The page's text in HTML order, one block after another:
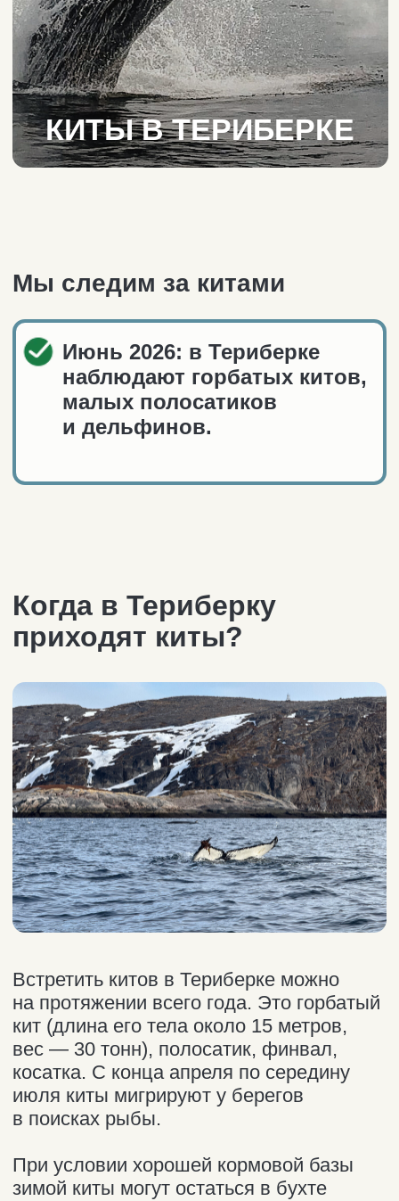
Июнь 2026: в Териберке
наблюдают горбатых китов,
малых полосатиков
и дельфинов.
Мы следим за китами
Когда в Териберку
приходят киты?
вес — 30 тонн), полосатик, финвал,
косатка. С конца апреля по середину
июля киты мигрируют у берегов
в поисках рыбы.
зимой киты могут остаться в бухте
на длительное время. Так было
с декабря 2023 по март 2024 года, когда
китов замечали практически на каждой
прогулке!
Зимой 2024−2025 в Териберке
отмечались единичные встречи
с китами. Но с середины апреля 2025
года китов в Териберке наблюдают
регулярно в районе острова Кильдин.
Прямо сейчас там видят финвалов,
горбатых китов и малых полосатиков!